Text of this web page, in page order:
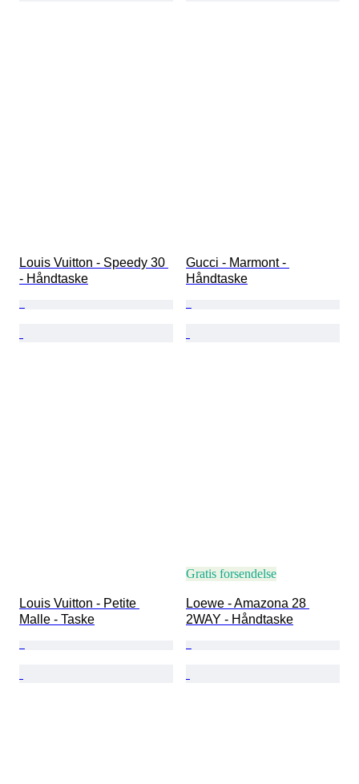
Louis Vuitton - Speedy 30
- Håndtaske
Gucci - Marmont -
Håndtaske
Louis Vuitton - Petite
Malle - Taske
Gratis forsendelse
Loewe - Amazona 28
2WAY - Håndtaske